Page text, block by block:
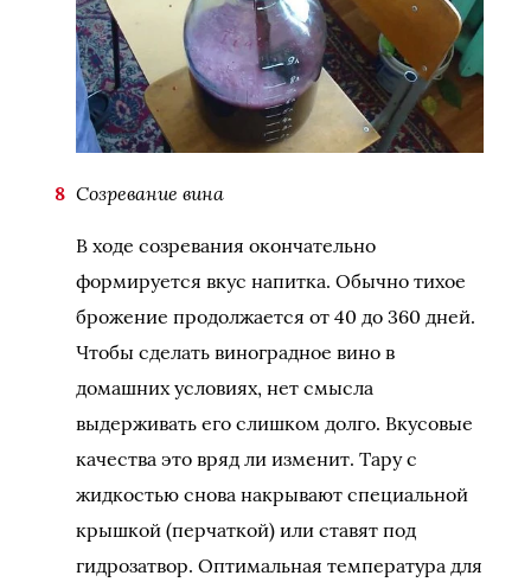
Созревание вина
В ходе созревания окончательно
формируется вкус напитка. Обычно тихое
брожение продолжается от 40 до 360 дней.
Чтобы сделать виноградное вино в
домашних условиях, нет смысла
выдерживать его слишком долго. Вкусовые
качества это вряд ли изменит. Тару с
жидкостью снова накрывают специальной
крышкой (перчаткой) или ставят под
гидрозатвор. Оптимальная температура для